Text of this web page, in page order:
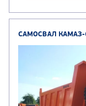
Кредит/
САМОСВАЛ